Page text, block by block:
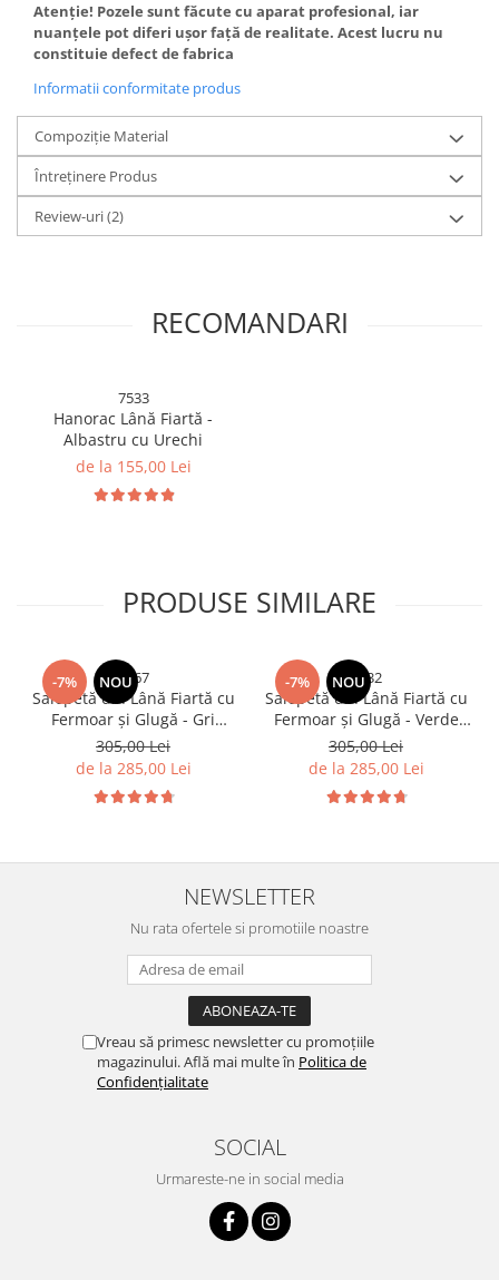
Atenție! Pozele sunt făcute cu aparat profesional, iar
nuanțele pot diferi ușor față de realitate. Acest lucru nu
constituie defect de fabrica
Informatii conformitate produs
Compoziție Material
Întreținere Produs
Review-uri(2)
RECOMANDARI
7533
Hanorac Lână Fiartă -
Albastru cu Urechi
de la 155,00 Lei
PRODUSE SIMILARE
-7% NOU4567
Salopetă din Lână Fiartă cu
Fermoar și Glugă - Gri
Inchis
305,00 Lei
de la 285,00 Lei
-7% NOU8632
Salopetă din Lână Fiartă cu
Fermoar și Glugă - Verde
Kaki
305,00 Lei
de la 285,00 Lei
NEWSLETTER
Nu rata ofertele si promotiile noastre
Vreau să primesc newsletter cu promoțiile
magazinului. Află mai multe în Politica de
Confidențialitate
SOCIAL
Urmareste-ne in social media